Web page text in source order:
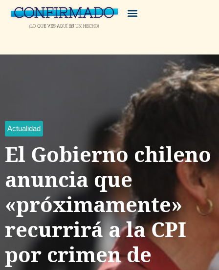
Actualidad
El Gobierno chileno
anuncia que
«próximamente»
recurrirá a la CPI
por crimen de